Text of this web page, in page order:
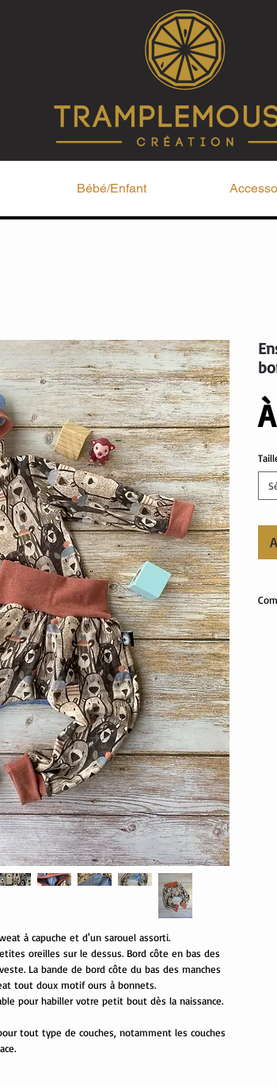
à capuche et d'un sarouel assorti.
oreilles sur le dessus. Bord côte en bas des
La bande de bord côte du bas des manches
tout doux motif ours à bonnets.
pour habiller votre petit bout dès la naissance.
tout type de couches, notamment les couches
Bébé/Enfant